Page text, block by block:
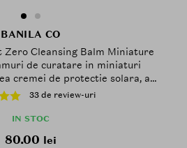
BANILA CO
Zero Cleansing Balm Miniature
de curatare in miniaturi
cremei de protectie solara, a
formulat cu extract de
care contribuie la curatarea
si la reducerea excesului de
33 de review-uri
IN STOC
80.00 lei